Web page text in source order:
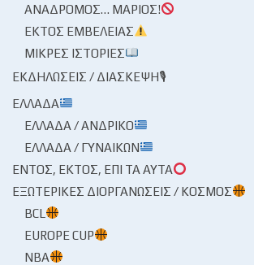
ΑΝΆΔΡΟΜΟΣ… ΜΆΡΙΟΣ!
ΕΚΤΌΣ ΕΜΒΈΛΕΙΑΣ
ΜΙΚΡΈΣ ΙΣΤΟΡΊΕΣ
ΕΚΔΗΛΏΣΕΙΣ / ΔΙΆΣΚΕΨΗ🎙
ΕΛΛΆΔΑ
ΕΛΛΆΔΑ / ΑΝΔΡΙΚΌ
ΕΛΛΆΔΑ / ΓΥΝΑΙΚΏΝ
ΕΝΤΌΣ, ΕΚΤΌΣ, ΕΠΊ ΤΑ ΑΥΤΆ
ΕΞΩΤΕΡΙΚΈΣ ΔΙΟΡΓΑΝΏΣΕΙΣ / ΚΌΣΜΟΣ
BCL
EUROPE CUP
NBA